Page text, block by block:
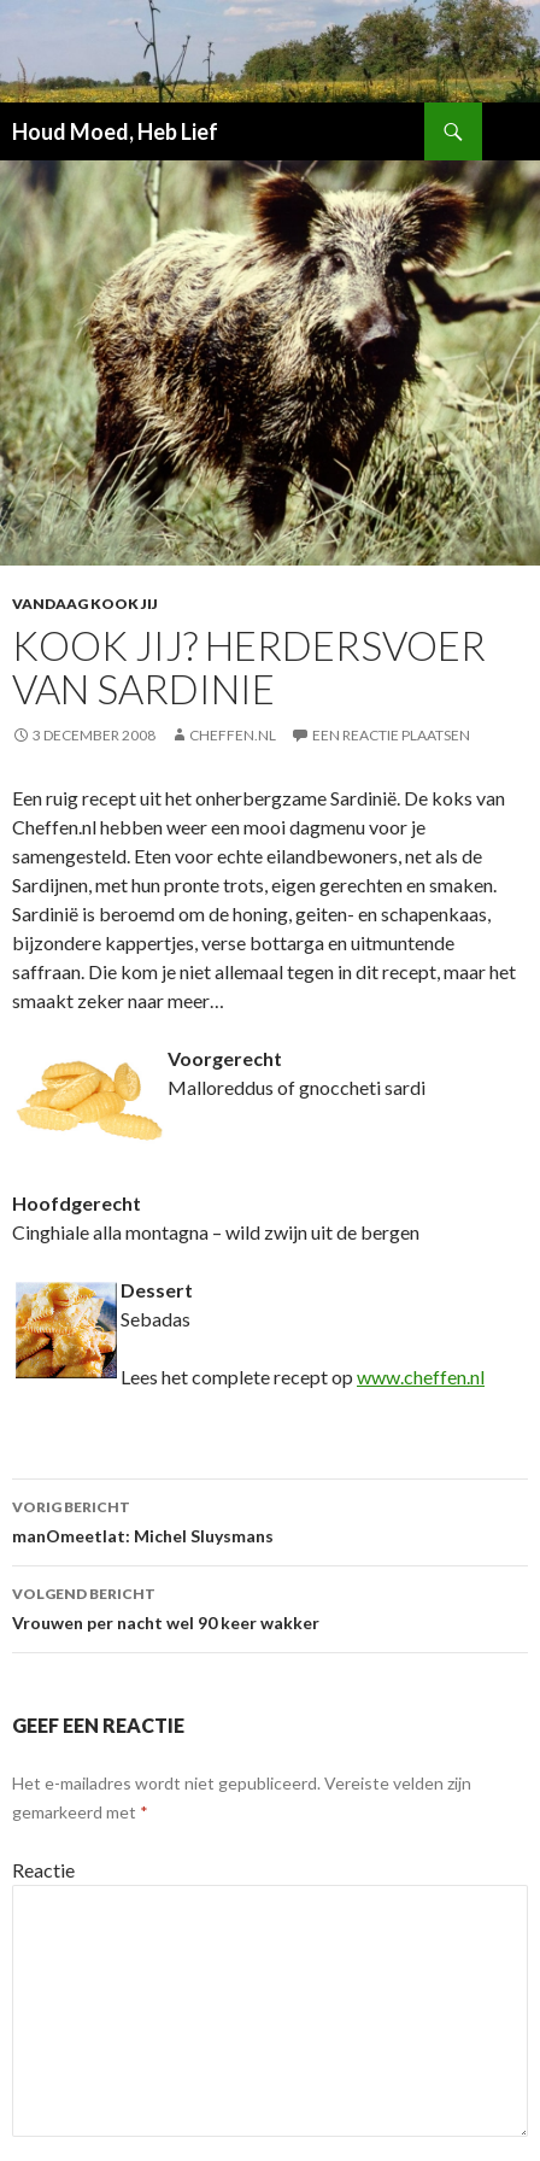
Houd Moed, Heb Lief
NAAR
INHOUD
VANDAAG KOOK JIJ
KOOK JIJ? HERDERSVOER
VAN SARDINIE
3 DECEMBER 2008 CHEFFEN.NL EEN REACTIE PLAATSEN
Een ruig recept uit het onherbergzame Sardinië. De koks van
Cheffen.nl hebben weer een mooi dagmenu voor je
samengesteld. Eten voor echte eilandbewoners, net als de
Sardijnen, met hun pronte trots, eigen gerechten en smaken.
Sardinië is beroemd om de honing, geiten- en schapenkaas,
bijzondere kappertjes, verse bottarga en uitmuntende
saffraan. Die kom je niet allemaal tegen in dit recept, maar het
smaakt zeker naar meer…
Voorgerecht
Malloreddus of gnoccheti sardi
Hoofdgerecht
Cinghiale alla montagna – wild zwijn uit de bergen
Dessert
Sebadas
Lees het complete recept op www.cheffen.nl
Berichtnavigatie
VORIG BERICHT
manOmeetlat: Michel Sluysmans
VOLGEND BERICHT
Vrouwen per nacht wel 90 keer wakker
GEEF EEN REACTIE
Het e-mailadres wordt niet gepubliceerd. Vereiste velden zijn
gemarkeerd met *
Reactie